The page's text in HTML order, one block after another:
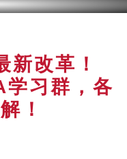
改革！
习群，各
！